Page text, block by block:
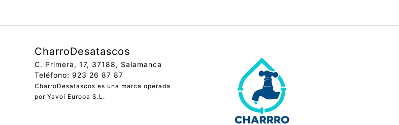
CharroDesatascos
C. Primera, 17, 37188, Salamanca
Teléfono: 923 26 87 87
CharroDesatascos es una marca operada
por Yavoi Europa S.L.